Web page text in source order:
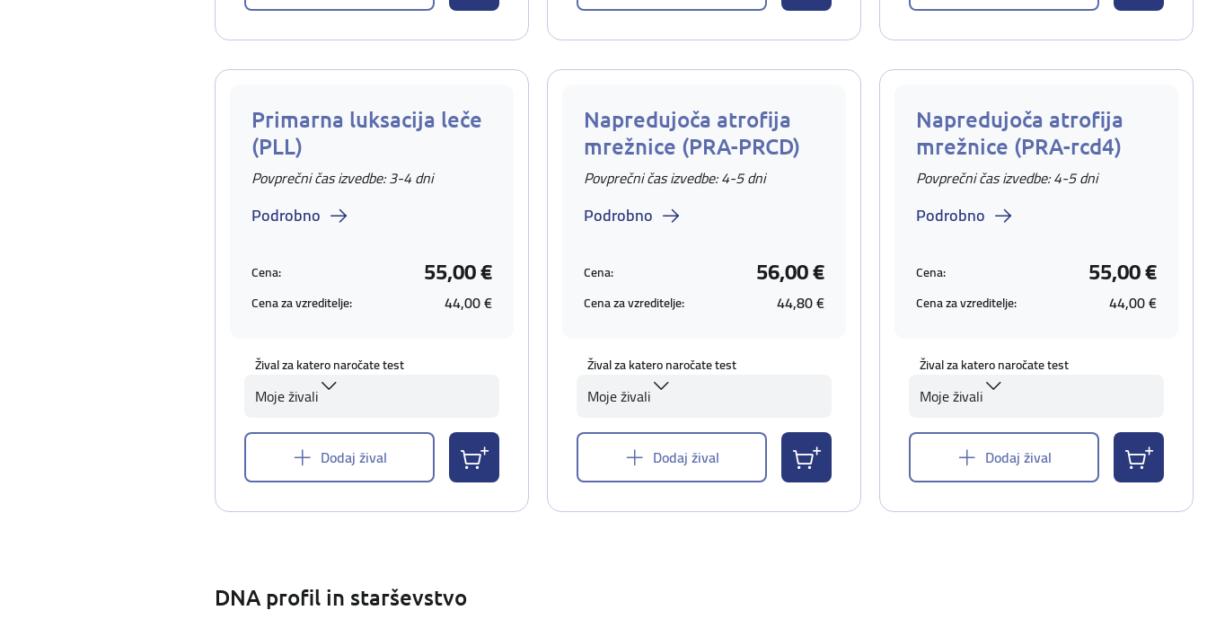
Primarna luksacija leče
(PLL)
Povprečni čas izvedbe: 3-4 dni
Podrobno
Cena: 55,00 €
Cena za vzreditelje: 44,00 €
Žival za katero naročate test
Moje živali
Dodaj žival
Napredujoča atrofija
mrežnice (PRA-PRCD)
Povprečni čas izvedbe: 4-5 dni
Podrobno
Cena: 56,00 €
Cena za vzreditelje: 44,80 €
Žival za katero naročate test
Moje živali
Dodaj žival
Napredujoča atrofija
mrežnice (PRA-rcd4)
Povprečni čas izvedbe: 4-5 dni
Podrobno
Cena: 55,00 €
Cena za vzreditelje: 44,00 €
Žival za katero naročate test
Moje živali
Dodaj žival
DNA profil in starševstvo